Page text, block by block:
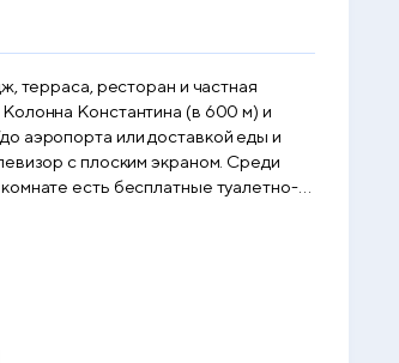
терраса, ресторан и частная
Константина (в 600 м) и
аэропорта или доставкой еды и
есть бесплатные туалетно-